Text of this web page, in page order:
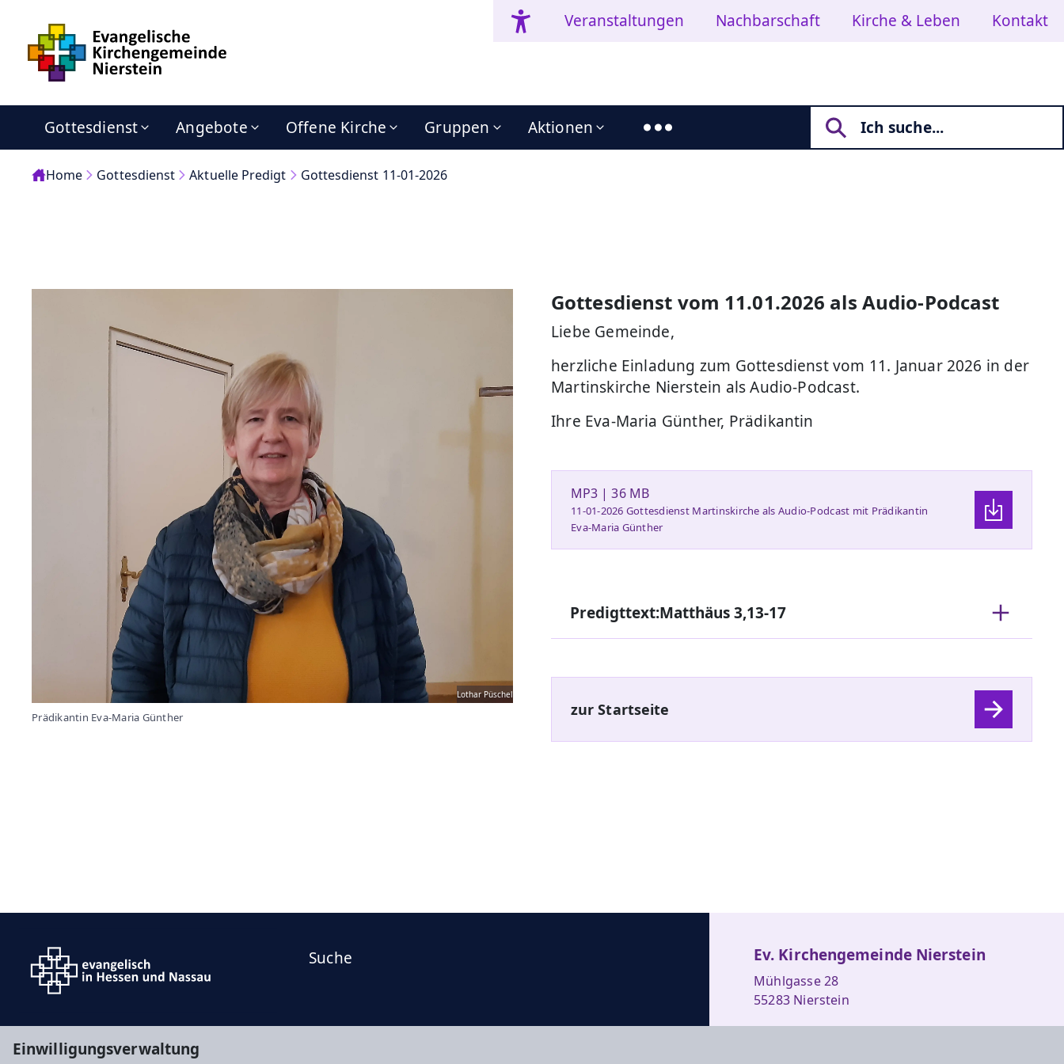
Einwilligungsverwaltung
Veranstaltungen Nachbarschaft Kirche & Leben Kontakt
Gottesdienst Angebote Offene Kirche Gruppen Aktionen
Home Gottesdienst Aktuelle Predigt Gottesdienst 11-01-2026
Lothar Püschel
Prädikantin Eva-Maria Günther
Gottesdienst vom 11.01.2026 als Audio-Podcast
Liebe Gemeinde,
herzliche Einladung zum Gottesdienst vom 11. Januar 2026 in der
Martinskirche Nierstein als Audio-Podcast.
Ihre Eva-Maria Günther, Prädikantin
MP3 | 36 MB
11-01-2026 Gottesdienst Martinskirche als Audio-Podcast mit Prädikantin
Eva-Maria Günther
Predigttext:Matthäus 3,13-17
zur Startseite
Suche Ev. Kirchengemeinde Nierstein
Mühlgasse 28
55283 Nierstein
Tel.: +49 6133 5687